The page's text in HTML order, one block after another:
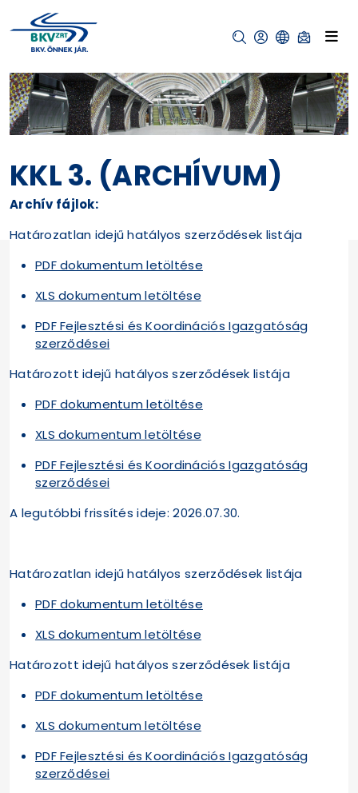
KKL 3. (ARCHÍVUM)
Archív fájlok:
Határozatlan idejű hatályos szerződések listája
PDF dokumentum letöltése
XLS dokumentum letöltése
PDF Fejlesztési és Koordinációs Igazgatóság
szerződései
Határozott idejű hatályos szerződések listája
PDF dokumentum letöltése
XLS dokumentum letöltése
PDF Fejlesztési és Koordinációs Igazgatóság
szerződései
A legutóbbi frissítés ideje: 2026.07.30.
Határozatlan idejű hatályos szerződések listája
PDF dokumentum letöltése
XLS dokumentum letöltése
Határozott idejű hatályos szerződések listája
PDF dokumentum letöltése
XLS dokumentum letöltése
PDF Fejlesztési és Koordinációs Igazgatóság
szerződései